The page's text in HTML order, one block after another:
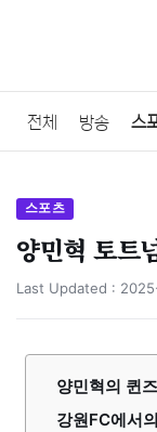
전체 방송 스
스포츠
양민혁 토트
Last Updated :
양민혁의 퀸
강원FC에서